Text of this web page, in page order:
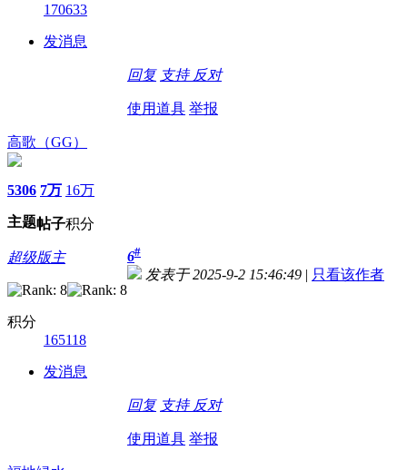
170633
发消息
回复 支持 反对
使用道具 举报
高歌（GG）
5306
主题
7万
帖子
16万
积分
超级版主
积分
165118
发消息
6#
发表于 2025-9-2 15:46:49 | 只看该作者
回复 支持 反对
使用道具 举报